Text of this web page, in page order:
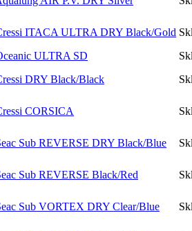
ITACA ULTRA DRY Black/Gold
ULTRA SD
DRY Black/Black
CORSICA
Sub REVERSE DRY Black/Blue
Sub REVERSE Black/Red
Sub VORTEX DRY Clear/Blue